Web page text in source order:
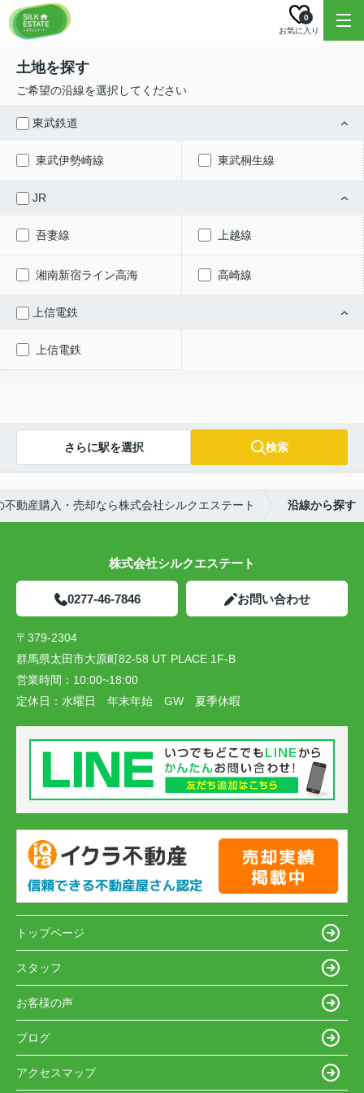
お気に入り
0
土地を探す
ご希望の沿線を選択してください
東武鉄道
東武伊勢崎線 東武桐生線
JR
吾妻線 上越線
湘南新宿ライン高海 高崎線
上信電鉄
上信電鉄
さらに駅を選択 検索
不動産購入・売却なら株式会社シルクエステート 沿線から探す
株式会社シルクエステート
0277-46-7846 お問い合わせ
〒379-2304
群馬県太田市大原町82-58 UT PLACE 1F-B
営業時間： 10:00~18:00
定休日： 水曜日 年末年始 GW 夏季休暇
トップページ
スタッフ
お客様の声
ブログ
アクセスマップ